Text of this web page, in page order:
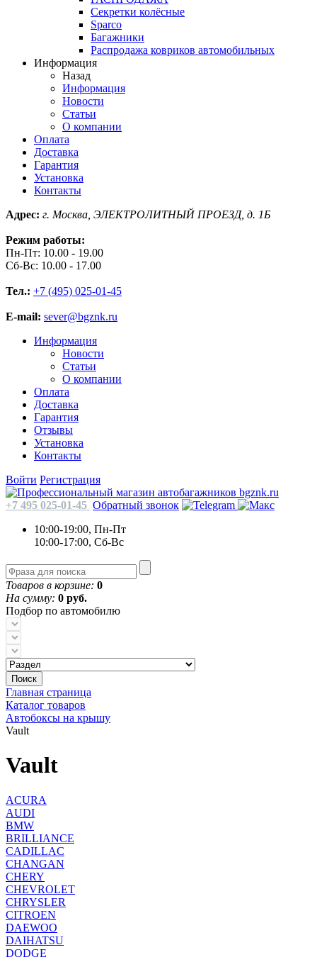
Секретки колёсные
Sparco
Багажники
Распродажа ковриков автомобильных
Информация
Назад
Информация
Новости
Статьи
О компании
Оплата
Доставка
Гарантия
Установка
Контакты
Адрес: г. Москва, ЭЛЕКТРОЛИТНЫЙ ПРОЕЗД, д. 1Б
Режим работы:
Пн-Пт: 10.00 - 19.00
Сб-Вс: 10.00 - 17.00
Тел.: +7 (495) 025-01-45
E-mail: sever@bgznk.ru
Информация
Новости
Статьи
О компании
Оплата
Доставка
Гарантия
Отзывы
Установка
Контакты
Войти Регистрация
+7 495 025-01-45 Обратный звонок
10:00-19:00, Пн-Пт
10:00-17:00, Сб-Вс
Товаров в корзине: 0
На сумму: 0 руб.
Подбор по автомобилю
Поиск
Главная страница
Каталог товаров
Автобоксы на крышу
Vault
Vault
ACURA
AUDI
BMW
BRILLIANCE
CADILLAC
CHANGAN
CHERY
CHEVROLET
CHRYSLER
CITROEN
DAEWOO
DAIHATSU
DODGE